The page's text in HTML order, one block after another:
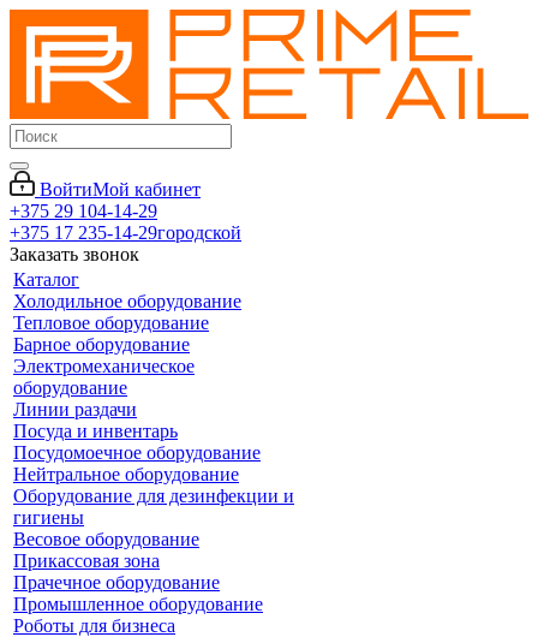
ВойтиМой кабинет
+375 29 104-14-29
+375 17 235-14-29городской
Заказать звонок
Каталог
Холодильное оборудование
Тепловое оборудование
Барное оборудование
Электромеханическое
оборудование
Линии раздачи
Посуда и инвентарь
Посудомоечное оборудование
Нейтральное оборудование
Оборудование для дезинфекции и
гигиены
Весовое оборудование
Прикассовая зона
Прачечное оборудование
Промышленное оборудование
Роботы для бизнеса